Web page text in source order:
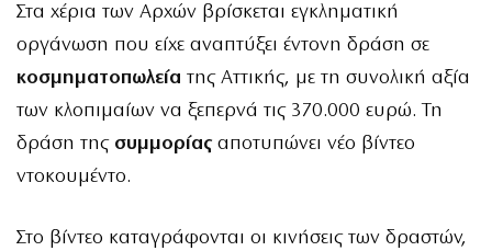
Στα χέρια των Αρχών βρίσκεται εγκληματική
οργάνωση που είχε αναπτύξει έντονη δράση σε
κοσμηματοπωλεία της Αττικής, με τη συνολική αξία
των κλοπιμαίων να ξεπερνά τις 370.000 ευρώ. Τη
δράση της συμμορίας αποτυπώνει νέο βίντεο
ντοκουμέντο.
Στο βίντεο καταγράφονται οι κινήσεις των δραστών,